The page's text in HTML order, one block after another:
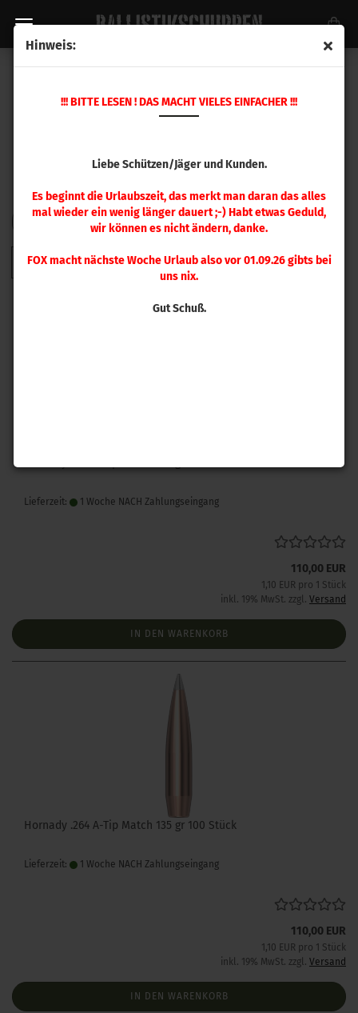
Hinweis:
!!! BITTE LESEN ! DAS MACHT VIELES EINFACHER !!!
Liebe Schützen/Jäger und Kunden.
Es beginnt die Urlaubszeit, das merkt man daran das alles
mal wieder ein wenig länger dauert ;-) Habt etwas Geduld,
wir können es nicht ändern, danke.
FOX macht nächste Woche Urlaub also vor 01.09.26 gibts bei
uns nix.
Gut Schuß.
FILTERSortieren nach
Sortieren nach 48 pro Seite
pro Seite
2 3 4 5 6 7 8 9 »
Lieferzeit: 1 Woche NACH Zahlungseingang
110,00 EUR
1,10 EUR pro 1 Stück
inkl. 19% MwSt. zzgl. Versand
IN DEN WARENKORB
Hornady .264 A-Tip Match 135 gr 100 Stück
Lieferzeit: 1 Woche NACH Zahlungseingang
110,00 EUR
1,10 EUR pro 1 Stück
inkl. 19% MwSt. zzgl. Versand
IN DEN WARENKORB